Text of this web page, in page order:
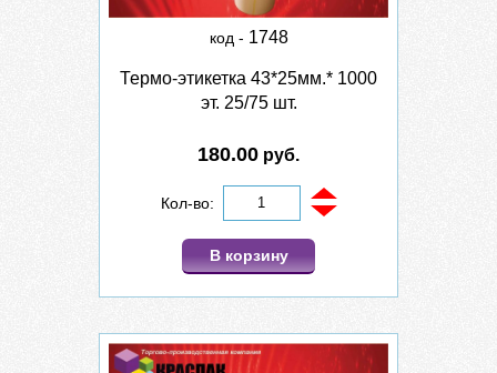
код - 1748
Термо-этикетка 43*25мм.* 1000
эт. 25/75 шт.
180.00 руб.
Кол-во:
В корзину